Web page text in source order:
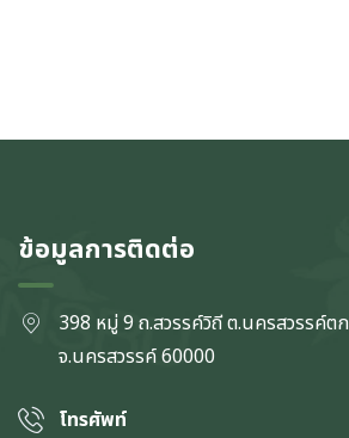
ข้อมูลการติดต่อ
398 หมู่ 9 ถ.สวรรค์วิถี ต.นครสวรรค์ตก
จ.นครสวรรค์60000
โทรศัพท์